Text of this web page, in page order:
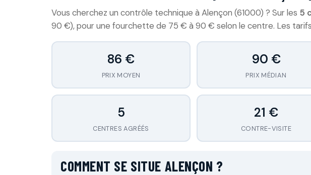
Vous cherchez un contrôle technique à Alençon (61000) ? Sur les 5
90 €), pour une fourchette de 75 € à 90 € selon le centre. Les
86 €
PRIX MOYEN
90 €
PRIX MÉDIAN
5
CENTRES AGRÉÉS
21 €
CONTRE-VISITE
COMMENT SE SITUE ALENÇON ?